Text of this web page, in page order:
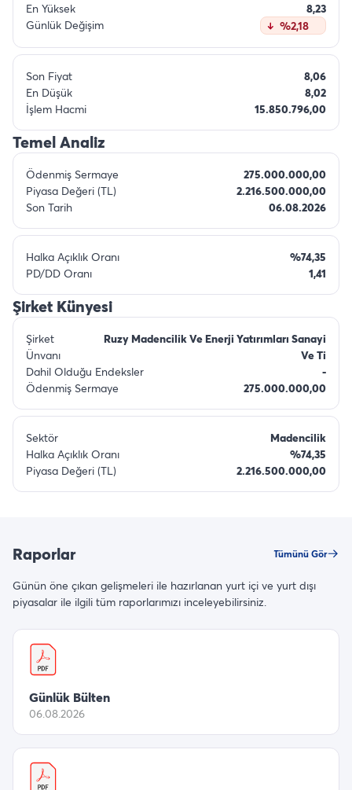
En Yüksek
8,23
Günlük Değişim
%2,18
Son Fiyat
8,06
En Düşük
8,02
İşlem Hacmi
15.850.796,00
Temel Analiz
Ödenmiş Sermaye
275.000.000,00
Piyasa Değeri (TL)
2.216.500.000,00
Son Tarih
06.08.2026
Halka Açıklık Oranı
%74,35
PD/DD Oranı
1,41
Şirket Künyesi
Şirket
Ünvanı
Ruzy Madencilik Ve Enerji Yatırımları Sanayi
Ve Ti
Dahil Olduğu Endeksler
-
Ödenmiş Sermaye
275.000.000,00
Sektör
Madencilik
Halka Açıklık Oranı
%74,35
Piyasa Değeri (TL)
2.216.500.000,00
Raporlar Tümünü Gör
Günün öne çıkan gelişmeleri ile hazırlanan yurt içi ve yurt dışı
piyasalar ile ilgili tüm raporlarımızı inceleyebilirsiniz.
Günlük Bülten
06.08.2026